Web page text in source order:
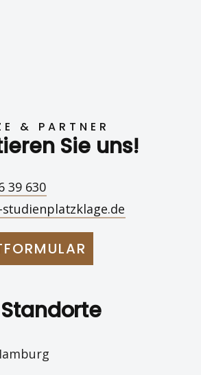
& PARTNER
Sie uns!
39 630
studienplatzklage.de